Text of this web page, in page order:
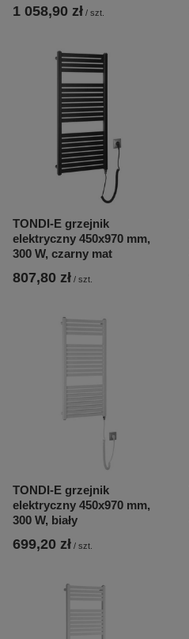
1 058,90 zł / szt.
TONDI-E grzejnik
elektryczny 450x970 mm,
300 W, czarny mat
807,80 zł / szt.
TONDI-E grzejnik
elektryczny 450x970 mm,
300 W, biały
699,20 zł / szt.